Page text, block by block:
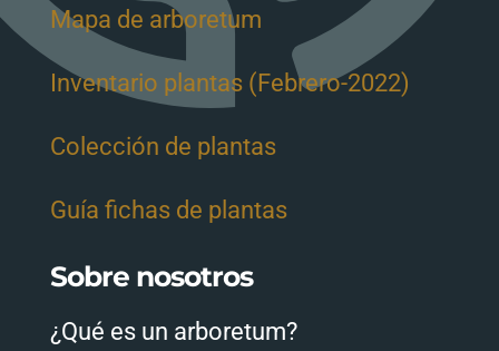
Mapa de arboretum
Inventario plantas (Febrero-2022)
Colección de plantas
Guía fichas de plantas
Sobre nosotros
¿Qué es un arboretum?